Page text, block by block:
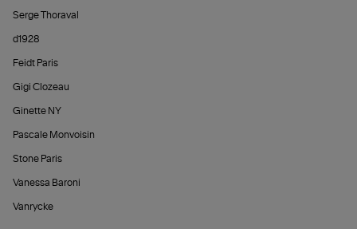
Serge Thoraval
d1928
Feidt Paris
Gigi Clozeau
Ginette NY
Pascale Monvoisin
Stone Paris
Vanessa Baroni
Vanrycke